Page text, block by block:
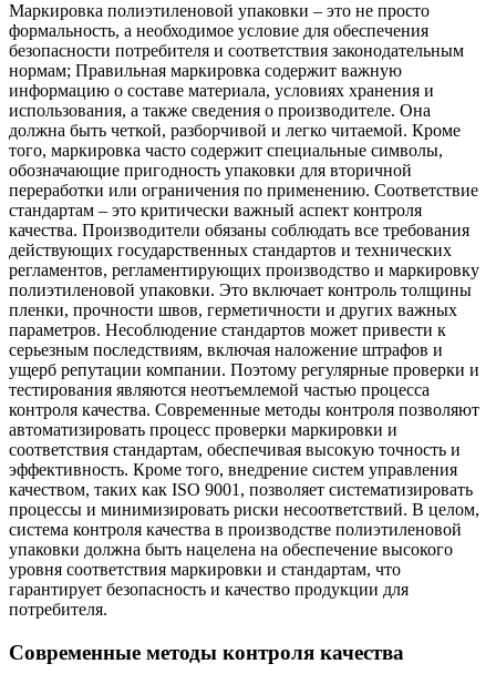
Маркировка полиэтиленовой упаковки – это не просто
формальность, а необходимое условие для обеспечения
безопасности потребителя и соответствия законодательным
нормам; Правильная маркировка содержит важную
информацию о составе материала, условиях хранения и
использования, а также сведения о производителе. Она
должна быть четкой, разборчивой и легко читаемой. Кроме
того, маркировка часто содержит специальные символы,
обозначающие пригодность упаковки для вторичной
переработки или ограничения по применению. Соответствие
стандартам – это критически важный аспект контроля
качества. Производители обязаны соблюдать все требования
действующих государственных стандартов и технических
регламентов, регламентирующих производство и маркировку
полиэтиленовой упаковки. Это включает контроль толщины
пленки, прочности швов, герметичности и других важных
параметров. Несоблюдение стандартов может привести к
серьезным последствиям, включая наложение штрафов и
ущерб репутации компании. Поэтому регулярные проверки и
тестирования являются неотъемлемой частью процесса
контроля качества. Современные методы контроля позволяют
автоматизировать процесс проверки маркировки и
соответствия стандартам, обеспечивая высокую точность и
эффективность. Кроме того, внедрение систем управления
качеством, таких как ISO 9001, позволяет систематизировать
процессы и минимизировать риски несоответствий. В целом,
система контроля качества в производстве полиэтиленовой
упаковки должна быть нацелена на обеспечение высокого
уровня соответствия маркировки и стандартам, что
гарантирует безопасность и качество продукции для
потребителя.
Современные методы контроля качества